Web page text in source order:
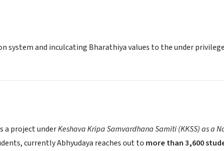
system and inculcating Bharathiya values to the under
a project underKeshava Kripa Samvardhana Samiti (KKSS) as a
currently Abhyudaya reaches out to more than 3,600